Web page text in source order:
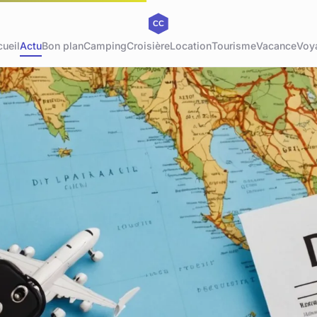
ActuBon planCampingCroisièreLocationTourismeVacance